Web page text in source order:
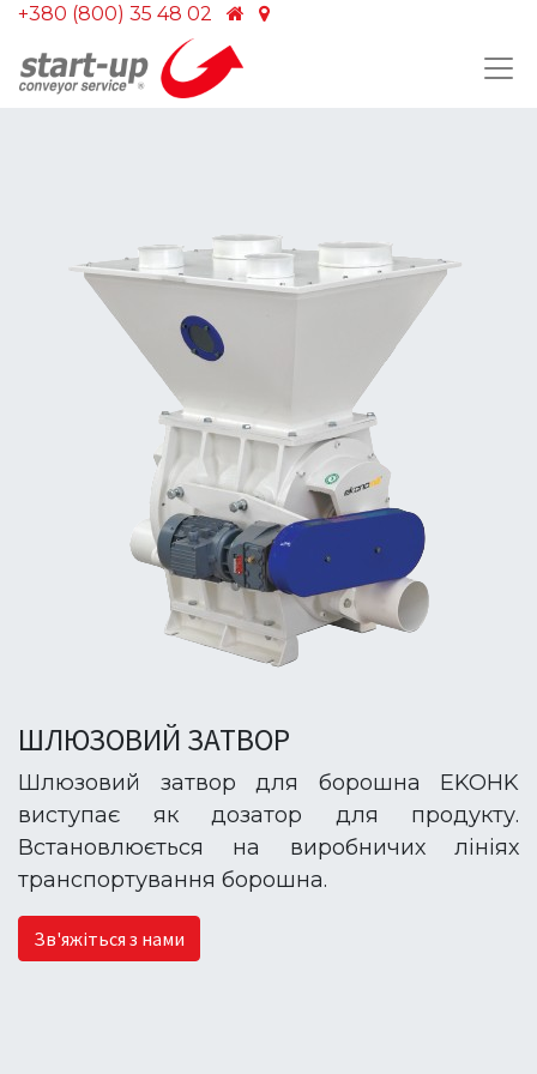
+380 (800) 35 48 02
ШЛЮЗОВИЙ ЗАТВОР
Шлюзовий затвор для борошна EKOHK
виступає як дозатор для продукту.
Встановлюється на виробничих лініях
транспортування борошна.
Зв'яжіться з нами